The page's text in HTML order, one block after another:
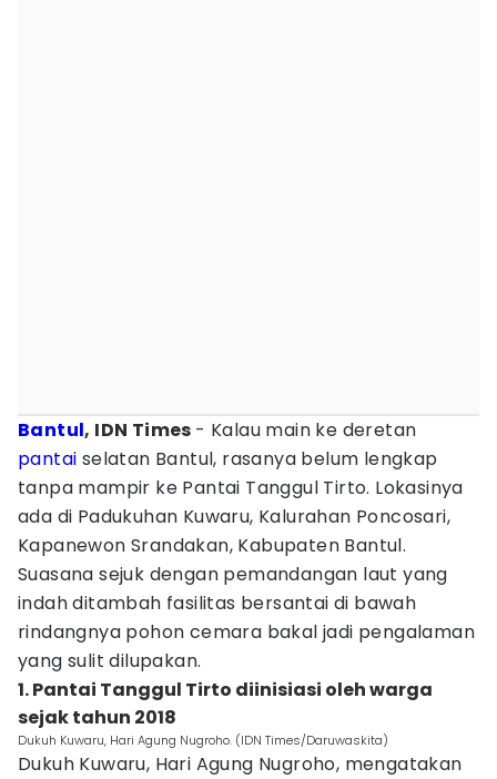
Bantul, IDN Times - Kalau main ke deretan
pantai selatan Bantul, rasanya belum lengkap
tanpa mampir ke Pantai Tanggul Tirto. Lokasinya
ada di Padukuhan Kuwaru, Kalurahan Poncosari,
Kapanewon Srandakan, Kabupaten Bantul.
Suasana sejuk dengan pemandangan laut yang
indah ditambah fasilitas bersantai di bawah
rindangnya pohon cemara bakal jadi pengalaman
yang sulit dilupakan.
1. Pantai Tanggul Tirto diinisiasi oleh warga
sejak tahun 2018
Dukuh Kuwaru, Hari Agung Nugroho. (IDN Times/Daruwaskita)
Dukuh Kuwaru, Hari Agung Nugroho, mengatakan